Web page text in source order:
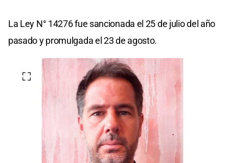
La Ley N° 14276 fue sancionada el 25 de julio del año
pasado y promulgada el 23 de agosto.